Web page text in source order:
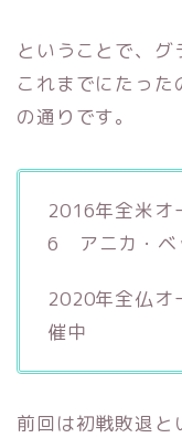
ということで、
これまでにたっ
の通りです。
2016年全米
6 アニカ・ベ
2020年全仏
催中
前回は初戦敗退と